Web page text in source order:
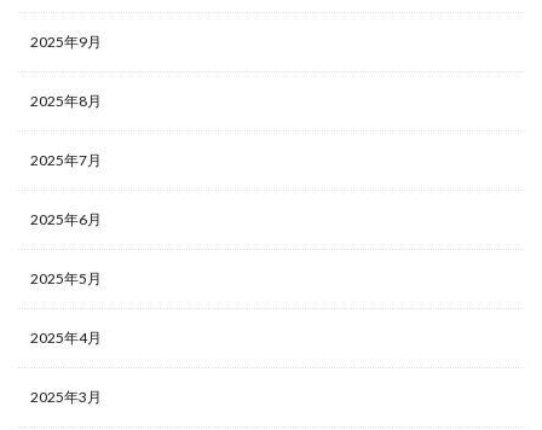
2025年9月
2025年8月
2025年7月
2025年6月
2025年5月
2025年4月
2025年3月